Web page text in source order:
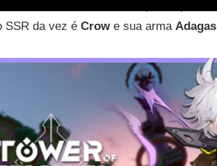
SSR da vez é Crowe sua arma